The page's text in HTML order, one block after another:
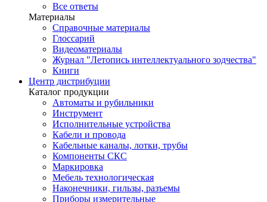
Все ответы
Материалы
Справочные материалы
Глоссарий
Видеоматериалы
Журнал "Летопись интеллектуального зодчества"
Книги
Центр дистрибуции
Каталог продукции
Автоматы и рубильники
Инструмент
Исполнительные устройства
Кабели и провода
Кабельные каналы, лотки, трубы
Компоненты СКС
Маркировка
Мебель технологическая
Наконечники, гильзы, разъемы
Приборы измерительные